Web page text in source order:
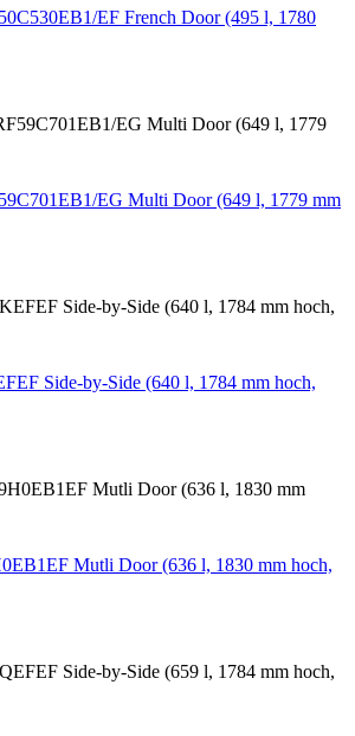
EF French Door (495 l, 1780
EG Multi Door (649 l, 1779 mm
Side-by-Side (640 l, 1784 mm hoch,
Mutli Door (636 l, 1830 mm hoch,